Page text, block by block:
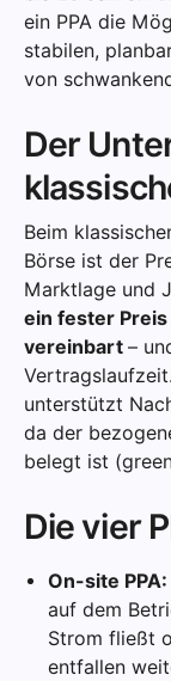
ein PPA die
stabilen,
von
Der
Beim
Börse ist der
Marktlage und
ein fester
vereinbart –
unterstützt
da der
belegt ist
Die vier
On-site PPA:
auf dem
Strom fließt
entfallen